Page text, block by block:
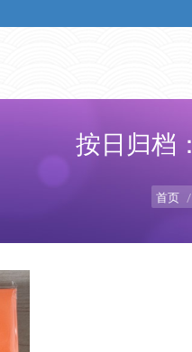
按日归档：
首页